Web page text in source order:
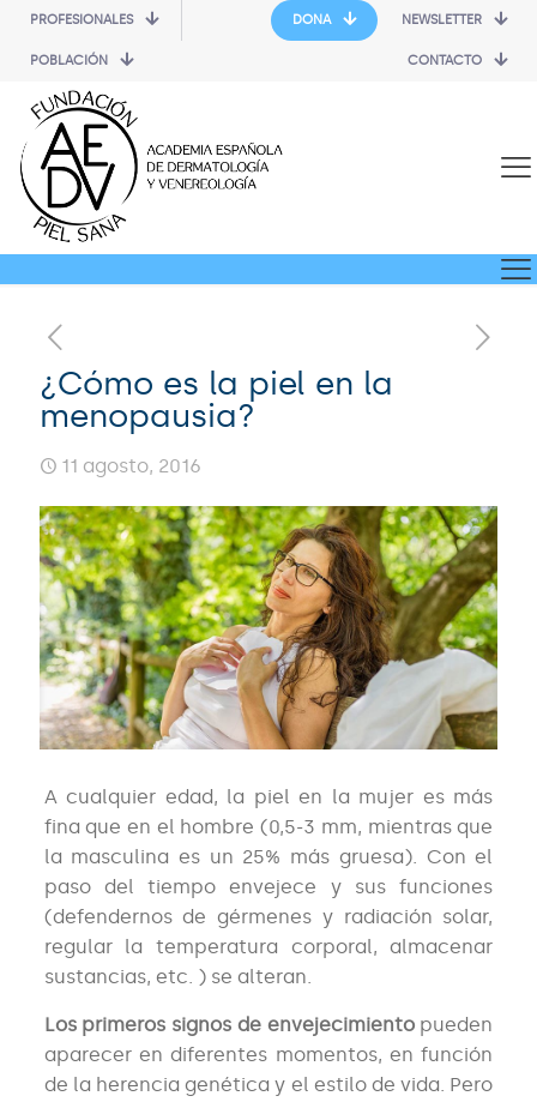
PROFESIONALES
POBLACIÓN
DONA NEWSLETTER
CONTACTO
¿Cómo es la piel en la
menopausia?
11 agosto, 2016
A cualquier edad, la piel en la mujer es más
fina que en el hombre (0,5-3 mm, mientras que
la masculina es un 25% más gruesa). Con el
paso del tiempo envejece y sus funciones
(defendernos de gérmenes y radiación solar,
regular la temperatura corporal, almacenar
sustancias, etc. ) se alteran.
Los primeros signos de envejecimientopueden
aparecer en diferentes momentos, en función
de la herencia genética y el estilo de vida. Pero